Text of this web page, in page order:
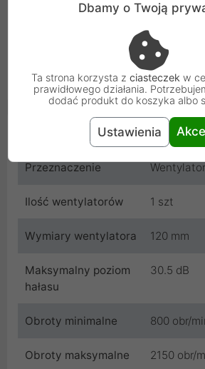
zapewniając symetryczne
wygląd, niezależnie od tego,
używane jako wlotowe czy wylotowe.
Cechy produktu
Przeznaczenie
Ilość wentylatorów 1 szt
Wymiary wentylatora 120 mm
Maksymalny poziom
hałasu
30.5 dB
Obroty minimalne 800 obr/
Obroty maksymalne 2150 obr/
Dbamy o Twoją
Ta strona korzysta z ciasteczek w
prawidłowego działania.
dodać produkt do koszyka albo
Ustawienia